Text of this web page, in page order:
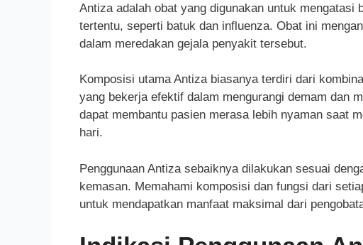
Antiza adalah obat yang digunakan untuk mengatasi
tertentu, seperti batuk dan influenza. Obat ini
dalam meredakan gejala penyakit tersebut.
Komposisi utama Antiza biasanya terdiri dari
yang bekerja efektif dalam mengurangi demam dan
dapat membantu pasien merasa lebih nyaman saat
hari.
Penggunaan Antiza sebaiknya dilakukan sesuai
kemasan. Memahami komposisi dan fungsi dari
untuk mendapatkan manfaat maksimal dari